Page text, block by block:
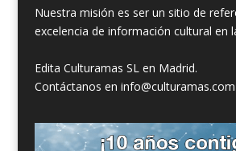
Nuestra misión es ser un sitio de
excelencia de información cultural en
Edita Culturamas SL en Madrid.
Contáctanos en info@culturamas.com